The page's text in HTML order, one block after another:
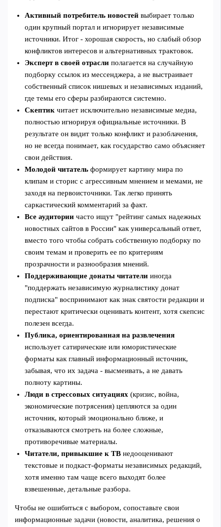
Активный потребитель новостей выбирает только
один крупный портал и игнорирует независимые
источники. Итог - хорошая скорость, но слабый обзор
конфликтов интересов и альтернативных трактовок.
Эксперт в своей отрасли полагается на случайную
подборку ссылок из мессенджера, а не выстраивает
собственный список нишевых и независимых изданий,
где темы его сферы разбираются системно.
Скептик читает исключительно независимые медиа,
полностью игнорируя официальные источники. В
результате он видит только конфликт и разоблачения,
но не всегда понимает, как государство само объясняет
свои действия.
Молодой читатель формирует картину мира по
клипам и сторис с агрессивным мнением и мемами, не
заходя на первоисточники. Так легко принять
саркастический комментарий за факт.
Все аудитории часто ищут "рейтинг самых надежных
новостных сайтов в России" как универсальный ответ,
вместо того чтобы собрать собственную подборку по
своим темам и проверить ее по критериям
прозрачности и разнообразия мнений.
Поддерживающие донаты читатели иногда
"поддержать независимую журналистику донат
подписка" воспринимают как знак святости редакции и
перестают критически оценивать контент, хотя скепсис
полезен всегда.
Публика, ориентированная на развлечения
использует сатирические или юмористические
форматы как главный информационный источник,
забывая, что их задача - высмеивать, а не давать
полноту картины.
Люди в стрессовых ситуациях (кризис, война,
экономические потрясения) цепляются за один
источник, который эмоционально ближе, и
отказываются смотреть на более сложные,
противоречивые материалы.
Читатели, привыкшие к ТВ недооценивают
текстовые и подкаст‑форматы независимых редакций,
хотя именно там чаще всего выходят более
взвешенные, детальные разбора.
Чтобы не ошибиться с выбором, сопоставьте свои
информационные задачи (новости, аналитика, решения о